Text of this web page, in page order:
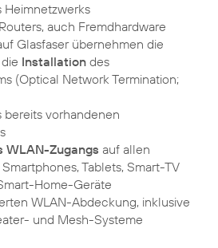
Heimnetzwerks
auch Fremdhardware
Glasfaser übernehmen die
Installation des
(Optical Network Termination;
bereits vorhandenen
WLAN-Zugangs auf allen
Tablets, Smart-TV
Home-Geräte
WLAN-Abdeckung, inklusive
und Mesh-Systeme